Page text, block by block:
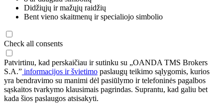
Didžiųjų ir mažųjų raidžių
Bent vieno skaitmenų ir specialiojo simbolio
Check all consents
Patvirtinu, kad perskaičiau ir sutinku su „OANDA TMS Brokers
S.A.” informacijos ir švietimo paslaugų teikimo sąlygomis, kurios
yra bendravimo su manimi dėl pasiūlymo ir telefoninės pagalbos
sąskaitos tvarkymo klausimais pagrindas. Suprantu, kad galiu bet
kada šios paslaugos atsisakyti.